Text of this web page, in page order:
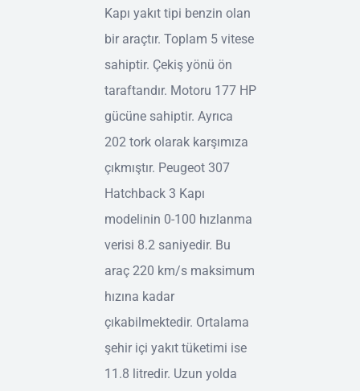
Kapı yakıt tipi benzin olan
bir araçtır. Toplam 5 vitese
sahiptir. Çekiş yönü ön
taraftandır. Motoru 177 HP
gücüne sahiptir. Ayrıca
202 tork olarak karşımıza
çıkmıştır. Peugeot 307
Hatchback 3 Kapı
modelinin 0-100 hızlanma
verisi 8.2 saniyedir. Bu
araç 220 km/s maksimum
hızına kadar
çıkabilmektedir. Ortalama
şehir içi yakıt tüketimi ise
11.8 litredir. Uzun yolda